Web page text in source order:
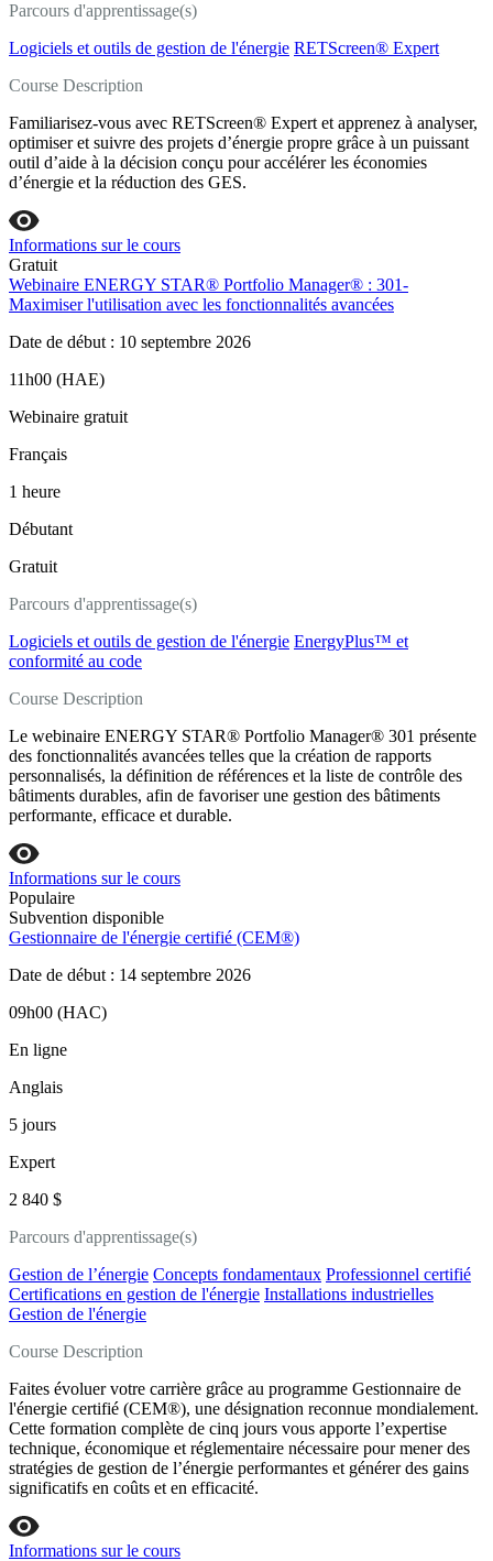
Parcours d'apprentissage(s)
Logiciels et outils de gestion de l'énergie RETScreen® Expert
Course Description
Familiarisez‑vous avec RETScreen® Expert et apprenez à analyser,
optimiser et suivre des projets d’énergie propre grâce à un puissant
outil d’aide à la décision conçu pour accélérer les économies
d’énergie et la réduction des GES.
Informations sur le cours
Gratuit
Webinaire ENERGY STAR® Portfolio Manager® : 301-
Maximiser l'utilisation avec les fonctionnalités avancées
Date de début : 10 septembre 2026
11h00 (HAE)
Webinaire gratuit
Français
1 heure
Débutant
Gratuit
Parcours d'apprentissage(s)
Logiciels et outils de gestion de l'énergie EnergyPlus™ et
conformité au code
Course Description
Le webinaire ENERGY STAR® Portfolio Manager® 301 présente
des fonctionnalités avancées telles que la création de rapports
personnalisés, la définition de références et la liste de contrôle des
bâtiments durables, afin de favoriser une gestion des bâtiments
performante, efficace et durable.
Informations sur le cours
Populaire
Subvention disponible
Gestionnaire de l'énergie certifié (CEM®)
Date de début : 14 septembre 2026
09h00 (HAC)
En ligne
Anglais
5 jours
Expert
2 840 $
Parcours d'apprentissage(s)
Gestion de l’énergie Concepts fondamentaux Professionnel certifié
Certifications en gestion de l'énergie Installations industrielles
Gestion de l'énergie
Course Description
Faites évoluer votre carrière grâce au programme Gestionnaire de
l'énergie certifié (CEM®), une désignation reconnue mondialement.
Cette formation complète de cinq jours vous apporte l’expertise
technique, économique et réglementaire nécessaire pour mener des
stratégies de gestion de l’énergie performantes et générer des gains
significatifs en coûts et en efficacité.
Informations sur le cours